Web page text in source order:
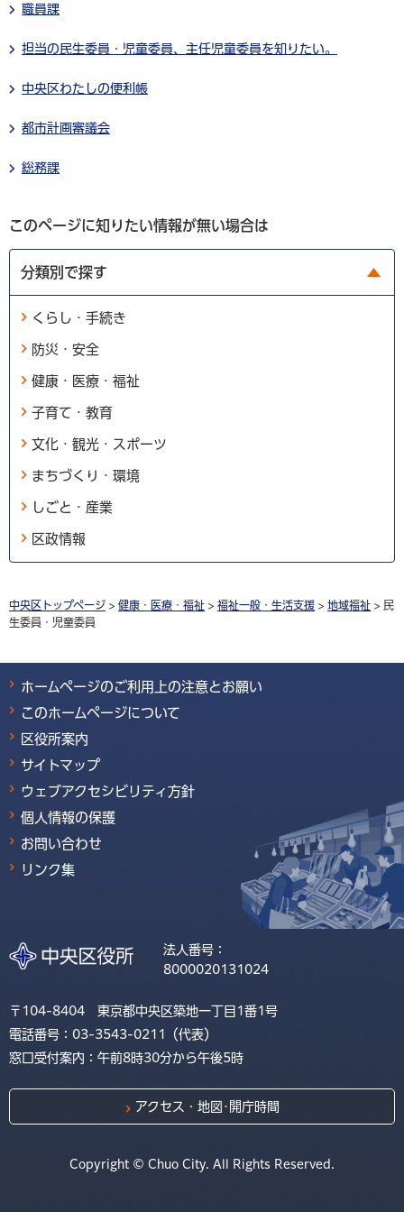
職員課
担当の民生委員・児童委員、主任児童委員を知りたい。
中央区わたしの便利帳
都市計画審議会
総務課
このページに知りたい情報が無い場合は
分類別で探す
くらし・手続き
防災・安全
健康・医療・福祉
子育て・教育
文化・観光・スポーツ
まちづくり・環境
しごと・産業
区政情報
中央区トップページ > 健康・医療・福祉 > 福祉一般・生活支援 > 地域福祉 > 民
生委員・児童委員
ホームページのご利用上の注意とお願い
このホームページについて
区役所案内
サイトマップ
ウェブアクセシビリティ方針
個人情報の保護
お問い合わせ
リンク集
法人番号：
8000020131024
〒104-8404 東京都中央区築地一丁目1番1号
電話番号：03-3543-0211（代表）
窓口受付案内：午前8時30分から午後5時
アクセス・地図･開庁時間
Copyright © Chuo City. All Rights Reserved.